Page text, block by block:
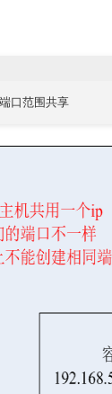
口范围共享